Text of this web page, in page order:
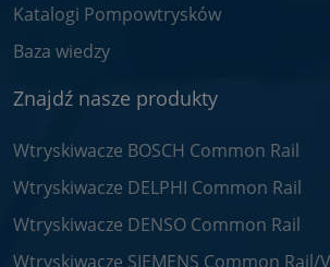
Katalogi Pompowtrysków
Baza wiedzy
Znajdź nasze produkty
Wtryskiwacze BOSCH Common Rail
Wtryskiwacze DELPHI Common Rail
Wtryskiwacze DENSO Common Rail
Wtryskiwacze SIEMENS Common Rail/